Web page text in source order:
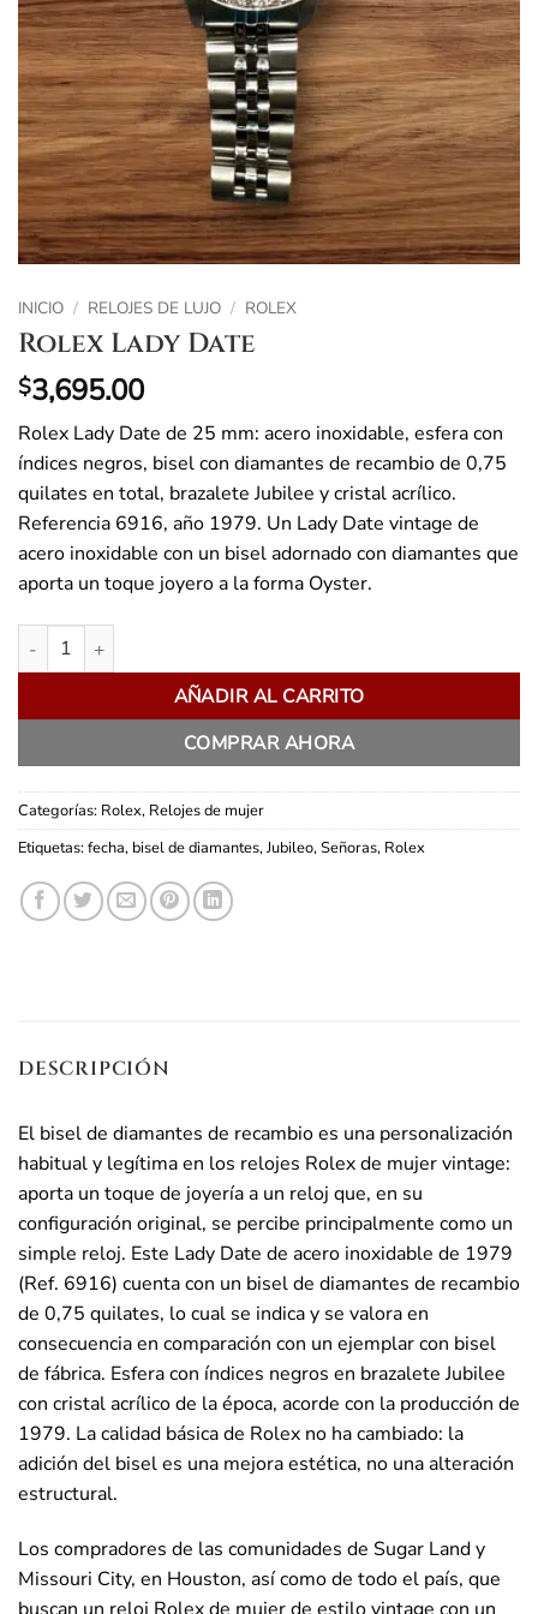
INICIO / RELOJES DE LUJO / ROLEX
Rolex Lady Date
$3,695.00
Rolex Lady Date de 25 mm: acero inoxidable, esfera con
índices negros, bisel con diamantes de recambio de 0,75
quilates en total, brazalete Jubilee y cristal acrílico.
Referencia 6916, año 1979. Un Lady Date vintage de
acero inoxidable con un bisel adornado con diamantes que
aporta un toque joyero a la forma Oyster.
Rolex Lady Date cantidad
AÑADIR AL CARRITO
COMPRAR AHORA
Categorías: Rolex, Relojes de mujer
Etiquetas:fecha, bisel de diamantes,Jubileo,Señoras, Rolex
DESCRIPCIÓN
El bisel de diamantes de recambio es una personalización
habitual y legítima en los relojes Rolex de mujer vintage:
aporta un toque de joyería a un reloj que, en su
configuración original, se percibe principalmente como un
simple reloj. Este Lady Date de acero inoxidable de 1979
(Ref. 6916) cuenta con un bisel de diamantes de recambio
de 0,75 quilates, lo cual se indica y se valora en
consecuencia en comparación con un ejemplar con bisel
de fábrica. Esfera con índices negros en brazalete Jubilee
con cristal acrílico de la época, acorde con la producción de
1979. La calidad básica de Rolex no ha cambiado: la
adición del bisel es una mejora estética, no una alteración
estructural.
Los compradores de las comunidades de Sugar Land y
Missouri City, en Houston, así como de todo el país, que